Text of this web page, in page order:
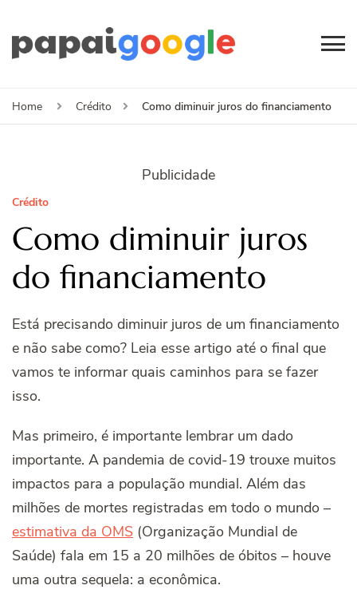
Home Crédito Como diminuir juros do financiamento
Publicidade
Crédito
Como diminuir juros
do financiamento
Está precisando diminuir juros de um financiamento
e não sabe como? Leia esse artigo até o final que
vamos te informar quais caminhos para se fazer
isso.
Mas primeiro, é importante lembrar um dado
importante. A pandemia de covid-19 trouxe muitos
impactos para a população mundial. Além das
milhões de mortes registradas em todo o mundo –
estimativa da OMS (Organização Mundial de
Saúde) fala em 15 a 20 milhões de óbitos – houve
uma outra sequela: a econômica.